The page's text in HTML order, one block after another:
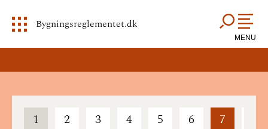
Bygningsreglementet.dk
MENU
1 2 3 4 5 6 7